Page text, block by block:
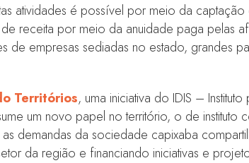
atividades é possível por meio da
receita por meio da anuidade paga pelas
de empresas sediadas no estado, grandes
Territórios, uma iniciativa do IDIS –
um novo papel no território, o de
demandas da sociedade capixaba
da região e financiando iniciativas e